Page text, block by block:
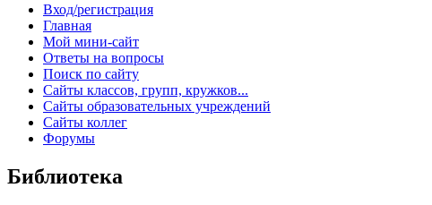
Вход/регистрация
Главная
Мой мини-сайт
Ответы на вопросы
Поиск по сайту
Сайты классов, групп, кружков...
Сайты образовательных учреждений
Сайты коллег
Форумы
Библиотека